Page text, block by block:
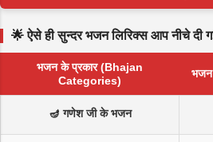
🌟 ऐसे ही सुन्दर भजन लिरिक्स आप नीचे दी
भजन के प्रकार (Bhajan
Categories)
🪔 गणेश जी के भजन